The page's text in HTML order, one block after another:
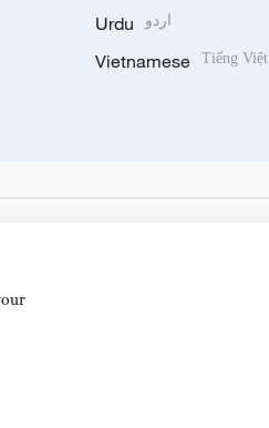
Urdu اردو
Vietnamese Tiếng Việt